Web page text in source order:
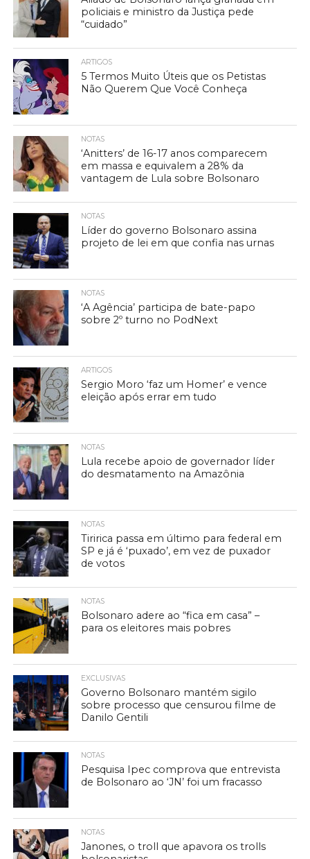
policiais e ministro da Justiça pede
“cuidado”
ARTIGOS
5 Termos Muito Úteis que os Petistas
Não Querem Que Você Conheça
NOTAS
‘Anitters’ de 16-17 anos comparecem
em massa e equivalem a 28% da
vantagem de Lula sobre Bolsonaro
NOTAS
Líder do governo Bolsonaro assina
projeto de lei em que confia nas urnas
NOTAS
‘A Agência’ participa de bate-papo
sobre 2º turno no PodNext
ARTIGOS
Sergio Moro ‘faz um Homer’ e vence
eleição após errar em tudo
NOTAS
Lula recebe apoio de governador líder
do desmatamento na Amazônia
NOTAS
Tiririca passa em último para federal em
SP e já é ‘puxado’, em vez de puxador
de votos
NOTAS
Bolsonaro adere ao “fica em casa” –
para os eleitores mais pobres
EXCLUSIVAS
Governo Bolsonaro mantém sigilo
sobre processo que censurou filme de
Danilo Gentili
NOTAS
Pesquisa Ipec comprova que entrevista
de Bolsonaro ao ‘JN’ foi um fracasso
NOTAS
Janones, o troll que apavora os trolls